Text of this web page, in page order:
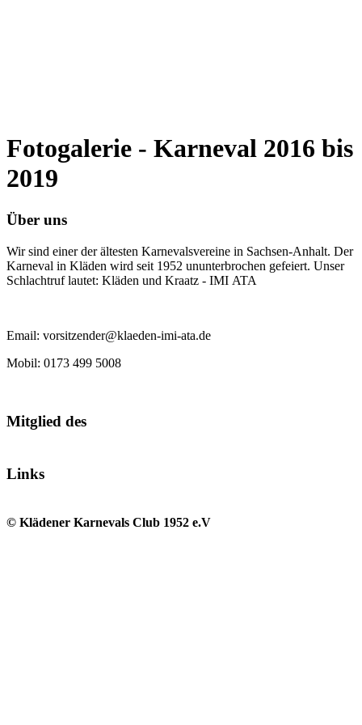
Fotogalerie - Karneval 2016 bis
2019
Über uns
Wir sind einer der ältesten Karnevalsvereine in Sachsen-Anhalt. Der
Karneval in Kläden wird seit 1952 ununterbrochen gefeiert. Unser
Schlachtruf lautet: Kläden und Kraatz - IMI ATA
Email: vorsitzender@klaeden-imi-ata.de
Mobil: 0173 499 5008
Mitglied des
Links
© Klädener Karnevals Club 1952 e.V